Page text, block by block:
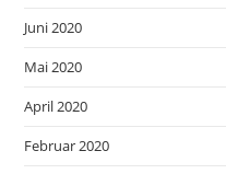
Juni 2020
Mai 2020
April 2020
Februar 2020